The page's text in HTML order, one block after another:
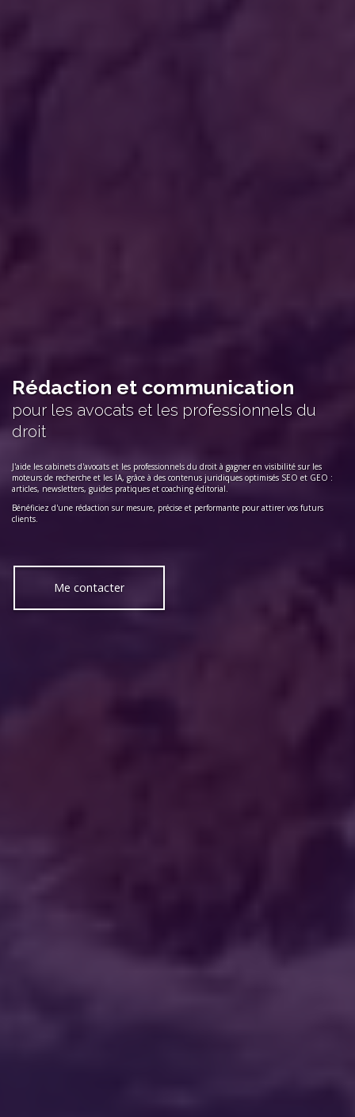
Rédaction et communication
pour les avocats et les professionnels du
droit
J'aide les cabinets d'avocats et les professionnels du droit à gagner en visibilité sur les
moteurs de recherche et les IA, grâce à des contenus juridiques optimisés SEO et GEO :
articles, newsletters, guides pratiques et coaching éditorial.
Bénéficiez d'une rédaction sur mesure, précise et performante pour attirer vos futurs
clients.
Me contacter